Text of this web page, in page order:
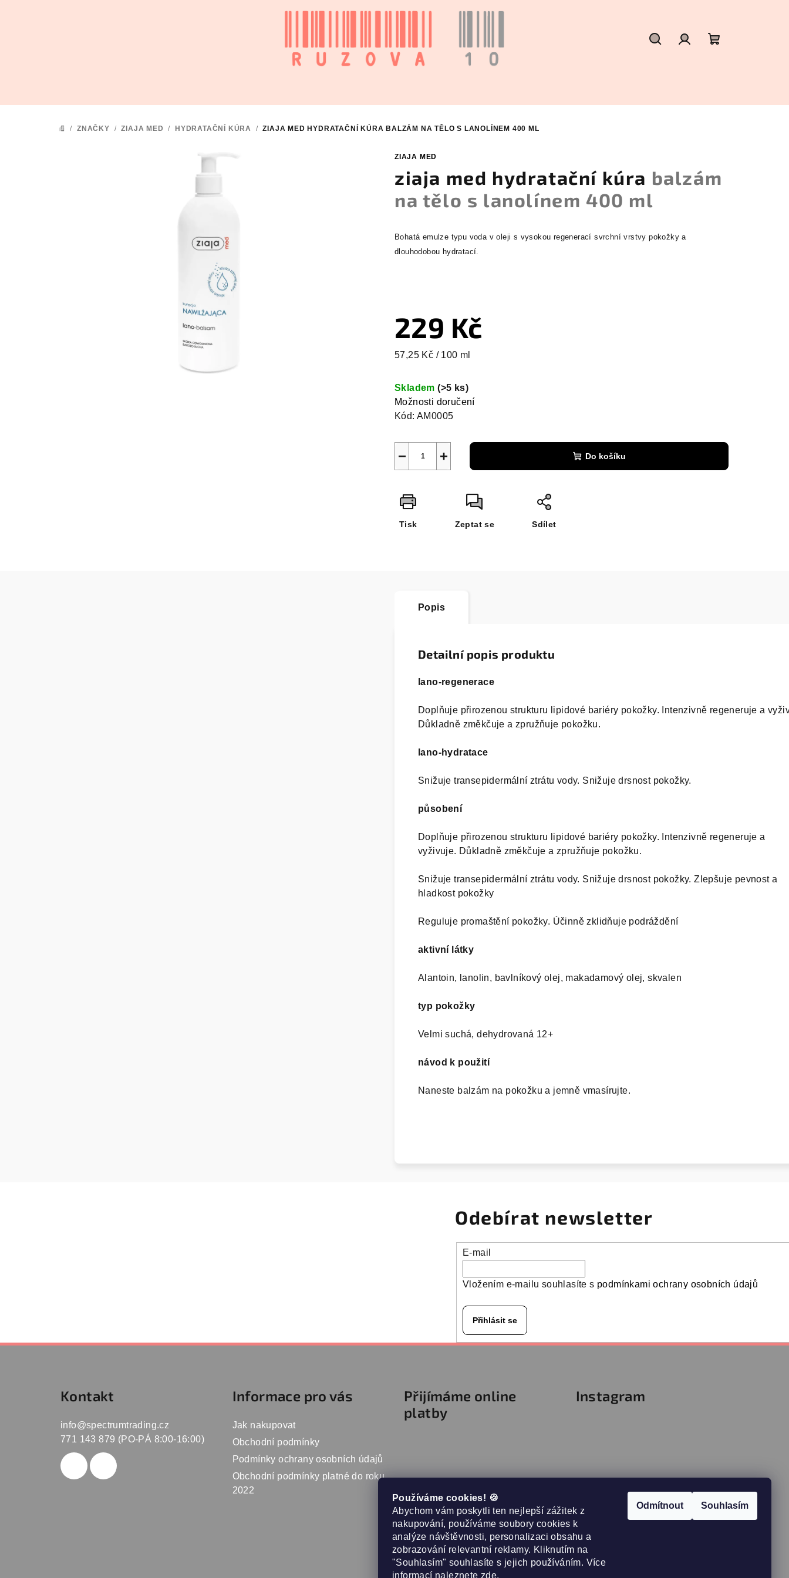
Používáme cookies! 🍪
Abychom vám poskytli ten nejlepší zážitek z
nakupování, používáme soubory cookies k
analýze návštěvnosti, personalizaci obsahu a
zobrazování relevantní reklamy. Kliknutím na
"Souhlasím" souhlasíte s jejich používáním. Více
informací naleznete zde.
Odmítnout Souhlasím
DOMŮ
/ ZNAČKY / ZIAJA MED / HYDRATAČNÍ KÚRA / ZIAJA MED HYDRATAČNÍ KÚRABALZÁM NA TĚLO S LANOLÍNEM 400 ML
ZIAJA MED
ziaja med hydratační kúra balzám
na tělo s lanolínem 400 ml
Bohatá emulze typu voda v oleji s vysokou regenerací svrchní vrstvy pokožky a
dlouhodobou hydratací.
229 Kč
Měrná
57,25 Kč / 100 ml
Skladem(>5 ks)
Možnosti doručení
Kód: AM0005
+
− Do košíku
Tisk Zeptat se Sdílet
Popis
Detailní popis produktu
lano-regenerace
Doplňuje přirozenou strukturu lipidové bariéry pokožky. Intenzivně regeneruje a
Důkladně změkčuje a zpružňuje pokožku.
lano-hydratace
Snižuje transepidermální ztrátu vody. Snižuje drsnost pokožky.
působení
Doplňuje přirozenou strukturu lipidové bariéry pokožky. Intenzivně regeneruje a
vyživuje. Důkladně změkčuje a zpružňuje pokožku.
Snižuje transepidermální ztrátu vody. Snižuje drsnost pokožky. Zlepšuje pevnost a
hladkost pokožky
Reguluje promaštění pokožky. Účinně zklidňuje podráždění
aktivní látky
Alantoin, lanolin, bavlníkový olej, makadamový olej, skvalen
typ pokožky
Velmi suchá, dehydrovaná 12+
návod k použití
Naneste balzám na pokožku a jemně vmasírujte.
Odebírat newsletter
E-mail
Vložením e-mailu souhlasíte s podmínkami ochrany osobních údajů
Přihlásit se
Kontakt
info@spectrumtrading.cz
771 143 879 (PO-PÁ 8:00-16:00)
Informace pro vás
Jak nakupovat
Obchodní podmínky
Podmínky ochrany osobních údajů
Obchodní podmínky platné do roku
2022
Přijímáme online
platby
Instagram